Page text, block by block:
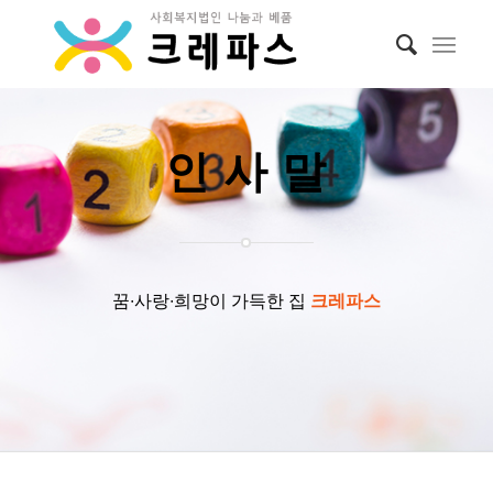
인 사 말
꿈∙사랑∙희망이 가득한 집 크레파스